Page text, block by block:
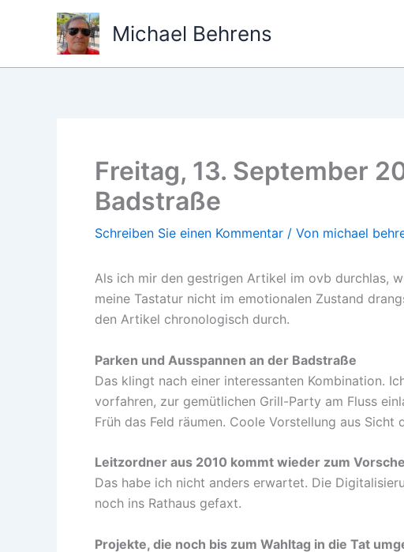
Michael Behrens
Freitag, 13. September
Badstraße
Schreiben Sie einen Kommentar / Von michael
Als ich mir den gestrigen Artikel im ovb durchlas,
meine Tastatur nicht im emotionalen Zustand
den Artikel chronologisch durch.
Parken und Ausspannen an der Badstraße
Das klingt nach einer interessanten Kombination.
vorfahren, zur gemütlichen Grill-Party am Fluss
Früh das Feld räumen. Coole Vorstellung aus Sicht
Leitzordner aus 2010 kommt wieder zum
Das habe ich nicht anders erwartet. Die
noch ins Rathaus gefaxt.
Projekte, die noch bis zum Wahltag in die Tat